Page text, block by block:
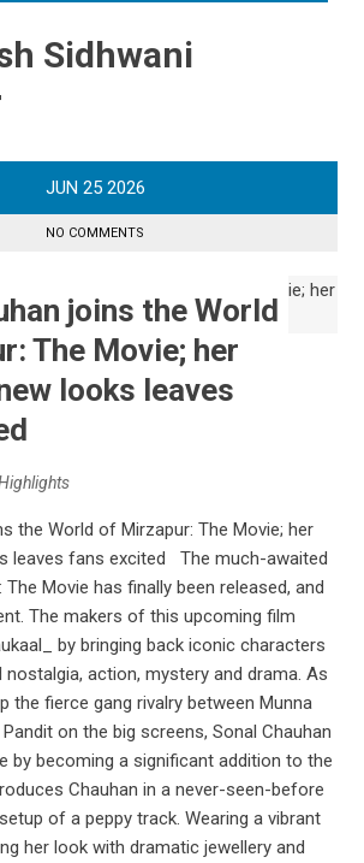
Sidhwani
JUN 25 2026
NO COMMENTS
joins the World
The Movie; her
looks leaves
the World of Mirzapur: The Movie; her
leaves fans excited The much-awaited
Movie has finally been released, and
The makers of this upcoming film
by bringing back iconic characters
action, mystery and drama. As
the fierce gang rivalry between Munna
on the big screens, Sonal Chauhan
by becoming a significant addition to the
Chauhan in a never-seen-before
of a peppy track. Wearing a vibrant
her look with dramatic jewellery and